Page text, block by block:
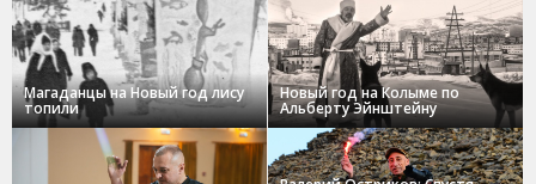
Магаданцы на Новый год лису
топили
Новый год на Колыме по
Альберту Эйнштейну